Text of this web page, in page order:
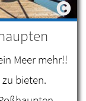
Meer mehr!!
bieten.